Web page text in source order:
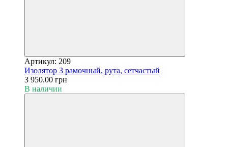
Артикул: 209
Изолятор 3 рамочный, рута, сетчастый
3 950.00 грн
В наличии